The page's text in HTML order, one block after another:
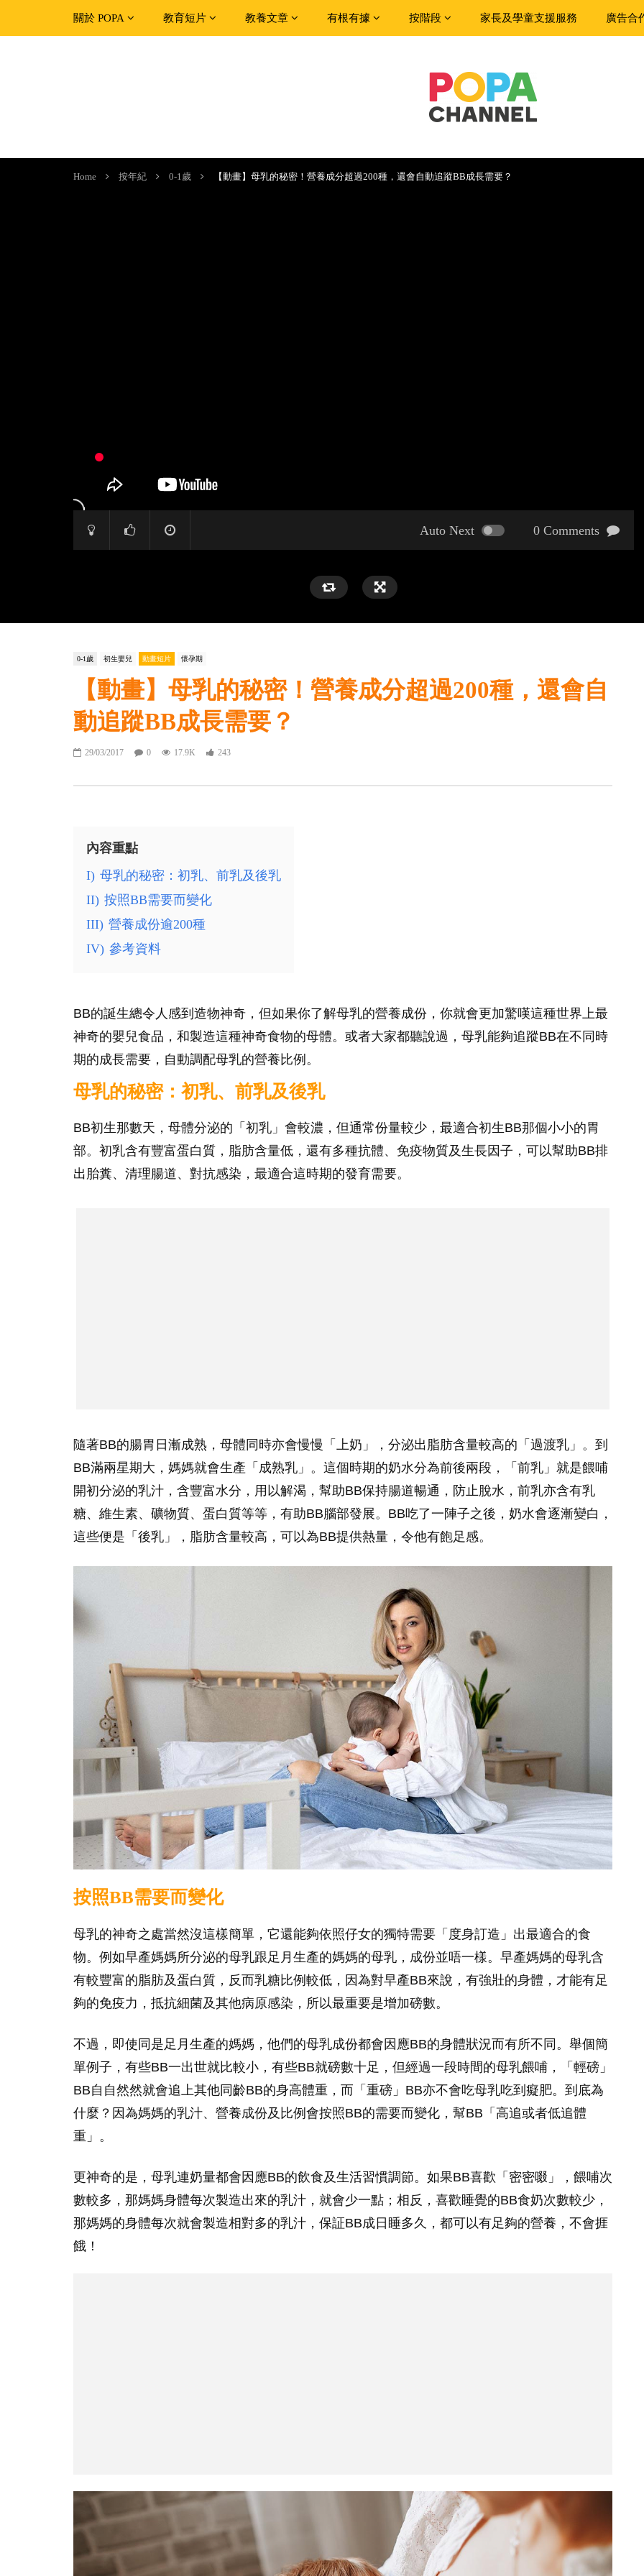
關於 POPA 教育短片 教養文章 有根有據 按階段 家長及學童支援服務 廣告合
Home 按年紀 0-1歲 【動畫】母乳的秘密！營養成分超過200種，還會自動追蹤BB成長需要？
Auto Next 0 Comments
0-1歲 初生嬰兒 動畫短片 懷孕期
【動畫】母乳的秘密！營養成分超過200種，還會自
動追蹤BB成長需要？
29/03/2017 0 17.9K 243
內容重點
I) 母乳的秘密：初乳、前乳及後乳
II) 按照BB需要而變化
III) 營養成份逾200種
IV) 參考資料
BB的誕生總令人感到造物神奇，但如果你了解母乳的營養成份，你就會更加驚嘆這種世界上最
神奇的嬰兒食品，和製造這種神奇食物的母體。或者大家都聽說過，母乳能夠追蹤BB在不同時
期的成長需要，自動調配母乳的營養比例。
母乳的秘密：初乳、前乳及後乳
BB初生那數天，母體分泌的「初乳」會較濃，但通常份量較少，最適合初生BB那個小小的胃
部。初乳含有豐富蛋白質，脂肪含量低，還有多種抗體、免疫物質及生長因子，可以幫助BB排
出胎糞、清理腸道、對抗感染，最適合這時期的發育需要。
隨著BB的腸胃日漸成熟，母體同時亦會慢慢「上奶」，分泌出脂肪含量較高的「過渡乳」。到
BB滿兩星期大，媽媽就會生產「成熟乳」。這個時期的奶水分為前後兩段，「前乳」就是餵哺
開初分泌的乳汁，含豐富水分，用以解渴，幫助BB保持腸道暢通，防止脫水，前乳亦含有乳
糖、維生素、礦物質、蛋白質等等，有助BB腦部發展。BB吃了一陣子之後，奶水會逐漸變白，
這些便是「後乳」，脂肪含量較高，可以為BB提供熱量，令他有飽足感。
按照BB需要而變化
母乳的神奇之處當然沒這樣簡單，它還能夠依照仔女的獨特需要「度身訂造」出最適合的食
物。例如早產媽媽所分泌的母乳跟足月生產的媽媽的母乳，成份並唔一樣。早產媽媽的母乳含
有較豐富的脂肪及蛋白質，反而乳糖比例較低，因為對早產BB來說，有強壯的身體，才能有足
夠的免疫力，抵抗細菌及其他病原感染，所以最重要是增加磅數。
不過，即使同是足月生產的媽媽，他們的母乳成份都會因應BB的身體狀況而有所不同。舉個簡
單例子，有些BB一出世就比較小，有些BB就磅數十足，但經過一段時間的母乳餵哺，「輕磅」
BB自自然然就會追上其他同齡BB的身高體重，而「重磅」BB亦不會吃母乳吃到癡肥。到底為
什麼？因為媽媽的乳汁、營養成份及比例會按照BB的需要而變化，幫BB「高追或者低追體
重」。
更神奇的是，母乳連奶量都會因應BB的飲食及生活習慣調節。如果BB喜歡「密密啜」，餵哺次
數較多，那媽媽身體每次製造出來的乳汁，就會少一點；相反，喜歡睡覺的BB食奶次數較少，
那媽媽的身體每次就會製造相對多的乳汁，保証BB成日睡多久，都可以有足夠的營養，不會捱
餓！